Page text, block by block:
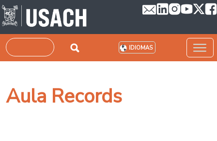
Pasar al contenido principal
Buscar IDIOMAS
Aula Records